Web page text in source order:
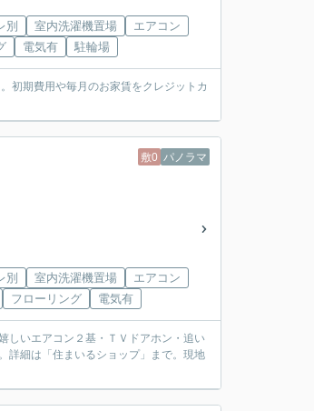
別 室内洗濯機置場
エアコン
電気有 駐輪場
初期費用や毎月のお家賃をクレジットカ
敷0 パノラマ
別 室内洗濯機置場
エアコン
フローリング 電気有
しいエアコン２基・ＴＶドアホン・追い
詳細は「住まいるショップ」まで。現地